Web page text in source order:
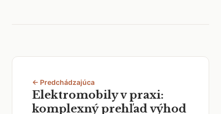
← Predchádzajúca
Elektromobily v praxi:
komplexný prehľad výhod